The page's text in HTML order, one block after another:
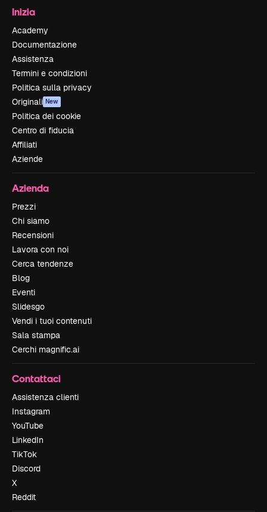
Inizia
Academy
Documentazione
Assistenza
Termini e condizioni
Politica sulla privacy
Originali New
Politica dei cookie
Centro di fiducia
Affiliati
Aziende
Azienda
Prezzi
Chi siamo
Recensioni
Lavora con noi
Cerca tendenze
Blog
Eventi
Slidesgo
Vendi i tuoi contenuti
Sala stampa
Cerchi magnific.ai
Contattaci
Assistenza clienti
Instagram
YouTube
LinkedIn
TikTok
Discord
X
Reddit